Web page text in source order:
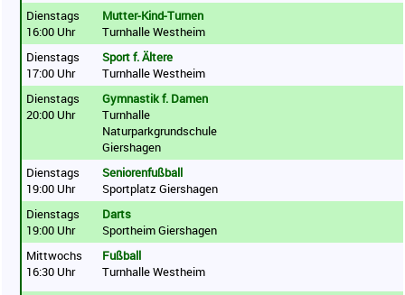
Dienstags
16:00 Uhr
Mutter-Kind-Turnen
Turnhalle Westheim
Dienstags
17:00 Uhr
Sport f. Ältere
Turnhalle Westheim
Dienstags
20:00 Uhr
Gymnastik f. Damen
Turnhalle
Naturparkgrundschule
Giershagen
Dienstags
19:00 Uhr
Seniorenfußball
Sportplatz Giershagen
Dienstags
19:00 Uhr
Darts
Sportheim Giershagen
Mittwochs
16:30 Uhr
Fußball
Turnhalle Westheim